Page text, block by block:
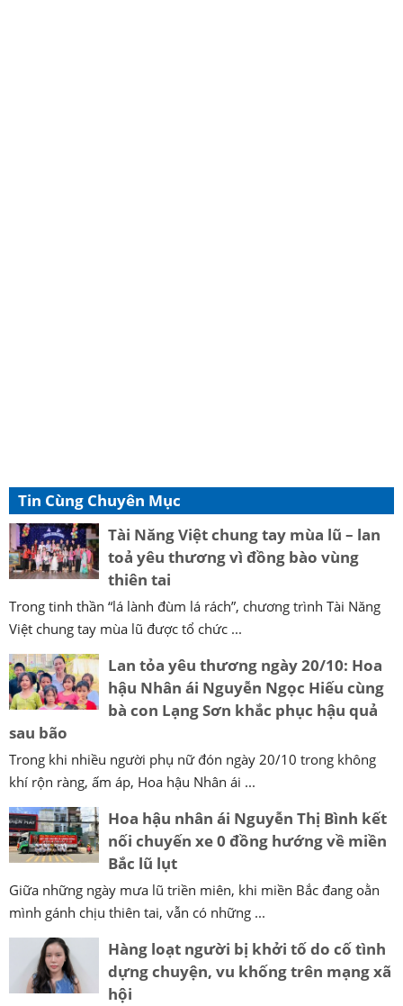
Tin Cùng Chuyên Mục
Tài Năng Việt chung tay mùa lũ – lan
toả yêu thương vì đồng bào vùng
thiên tai
Trong tinh thần “lá lành đùm lá rách”, chương trình Tài Năng
Việt chung tay mùa lũ được tổ chức ...
Lan tỏa yêu thương ngày 20/10: Hoa
hậu Nhân ái Nguyễn Ngọc Hiếu cùng
bà con Lạng Sơn khắc phục hậu quả
sau bão
Trong khi nhiều người phụ nữ đón ngày 20/10 trong không
khí rộn ràng, ấm áp, Hoa hậu Nhân ái ...
Hoa hậu nhân ái Nguyễn Thị Bình kết
nối chuyến xe 0 đồng hướng về miền
Bắc lũ lụt
Giữa những ngày mưa lũ triền miên, khi miền Bắc đang oằn
mình gánh chịu thiên tai, vẫn có những ...
Hàng loạt người bị khởi tố do cố tình
dựng chuyện, vu khống trên mạng xã
hội